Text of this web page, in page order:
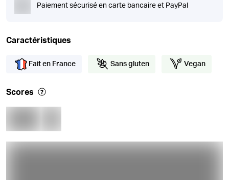
Paiement sécurisé en carte bancaire et PayPal
Caractéristiques
Fait en France Sans gluten Vegan
Scores